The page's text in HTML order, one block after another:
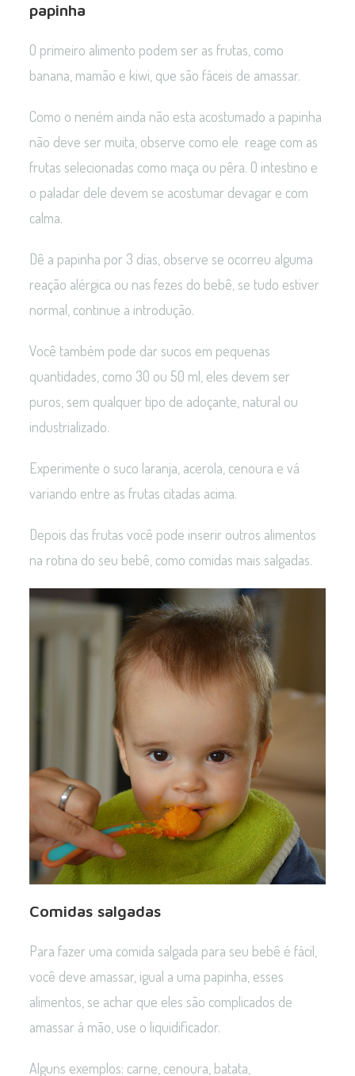
papinha
O primeiro alimento podem ser as frutas, como
banana, mamão e kiwi, que são fáceis de amassar.
Como o neném ainda não esta acostumado a papinha
não deve ser muita, observe como ele reage com as
frutas selecionadas como maça ou pêra. O intestino e
o paladar dele devem se acostumar devagar e com
calma.
Dê a papinha por 3 dias, observe se ocorreu alguma
reação alérgica ou nas fezes do bebê, se tudo estiver
normal, continue a introdução.
Você também pode dar sucos em pequenas
quantidades, como 30 ou 50 ml, eles devem ser
puros, sem qualquer tipo de adoçante, natural ou
industrializado.
Experimente o suco laranja, acerola, cenoura e vá
variando entre as frutas citadas acima.
Depois das frutas você pode inserir outros alimentos
na rotina do seu bebê, como comidas mais salgadas.
Comidas salgadas
Para fazer uma comida salgada para seu bebê é fácil,
você deve amassar, igual a uma papinha, esses
alimentos, se achar que eles são complicados de
amassar à mão, use o liquidificador.
Alguns exemplos: carne, cenoura, batata,